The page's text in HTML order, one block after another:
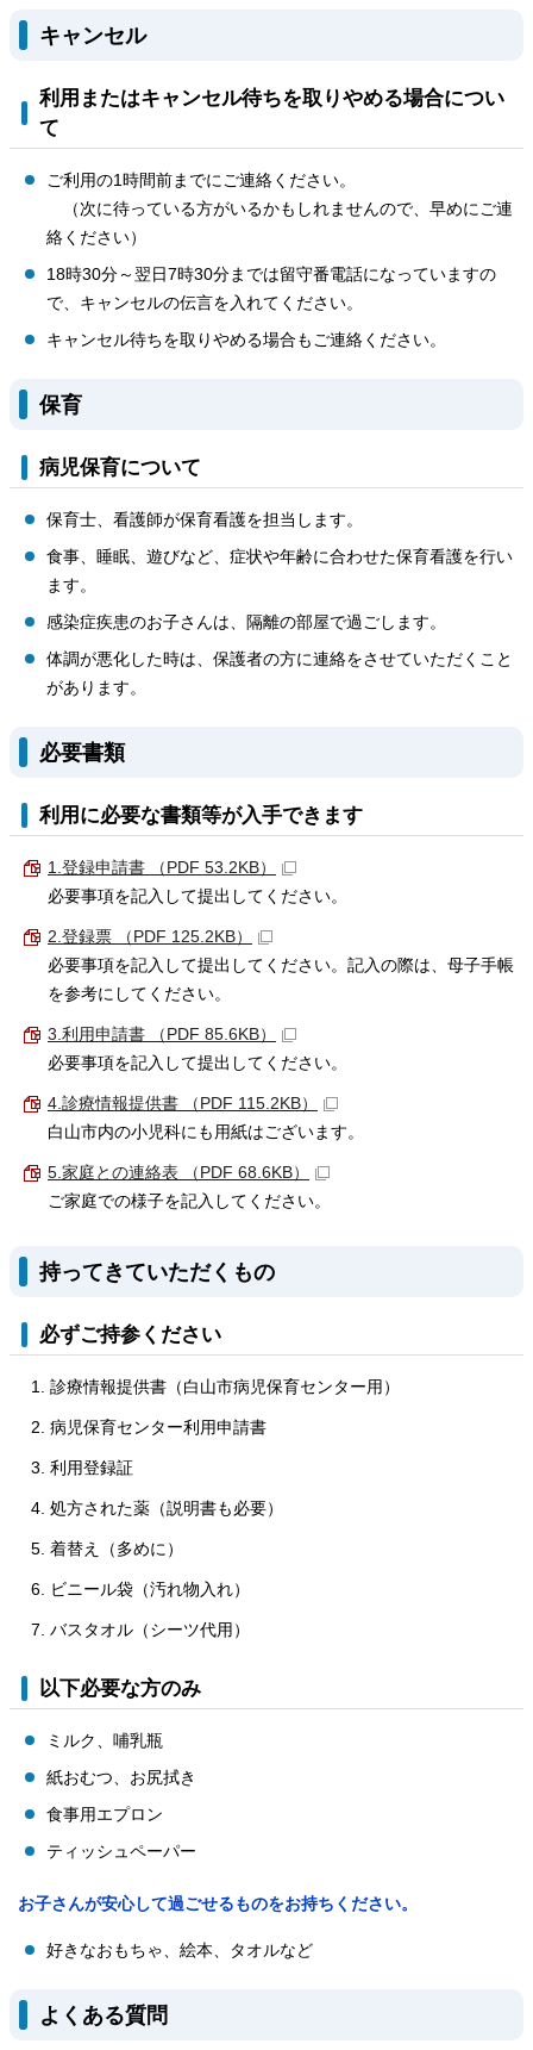
キャンセル
利用またはキャンセル待ちを取りやめる場合につい
て
ご利用の1時間前までにご連絡ください。
（次に待っている方がいるかもしれませんので、早めにご連
絡ください）
18時30分～翌日7時30分までは留守番電話になっていますの
で、キャンセルの伝言を入れてください。
キャンセル待ちを取りやめる場合もご連絡ください。
保育
病児保育について
保育士、看護師が保育看護を担当します。
食事、睡眠、遊びなど、症状や年齢に合わせた保育看護を行い
ます。
感染症疾患のお子さんは、隔離の部屋で過ごします。
体調が悪化した時は、保護者の方に連絡をさせていただくこと
があります。
必要書類
利用に必要な書類等が入手できます
1.登録申請書 （PDF 53.2KB）
必要事項を記入して提出してください。
2.登録票 （PDF 125.2KB）
必要事項を記入して提出してください。記入の際は、母子手帳
を参考にしてください。
3.利用申請書 （PDF 85.6KB）
必要事項を記入して提出してください。
4.診療情報提供書 （PDF 115.2KB）
白山市内の小児科にも用紙はございます。
5.家庭との連絡表 （PDF 68.6KB）
ご家庭での様子を記入してください。
持ってきていただくもの
必ずご持参ください
診療情報提供書（白山市病児保育センター用）
病児保育センター利用申請書
利用登録証
処方された薬（説明書も必要）
着替え（多めに）
ビニール袋（汚れ物入れ）
バスタオル（シーツ代用）
以下必要な方のみ
ミルク、哺乳瓶
紙おむつ、お尻拭き
食事用エプロン
ティッシュペーパー
お子さんが安心して過ごせるものをお持ちください。
好きなおもちゃ、絵本、タオルなど
よくある質問